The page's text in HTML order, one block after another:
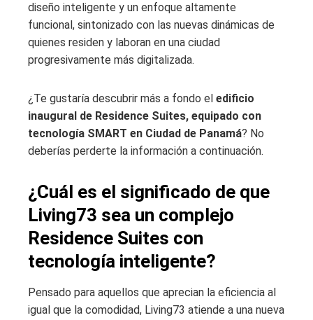
diseño inteligente y un enfoque altamente
funcional, sintonizado con las nuevas dinámicas de
quienes residen y laboran en una ciudad
progresivamente más digitalizada.
¿Te gustaría descubrir más a fondo el edificio
inaugural de Residence Suites, equipado con
tecnología SMART en Ciudad de Panamá? No
deberías perderte la información a continuación.
¿Cuál es el significado de que
Living73 sea un complejo
Residence Suites con
tecnología inteligente?
Pensado para aquellos que aprecian la eficiencia al
igual que la comodidad, Living73 atiende a una nueva